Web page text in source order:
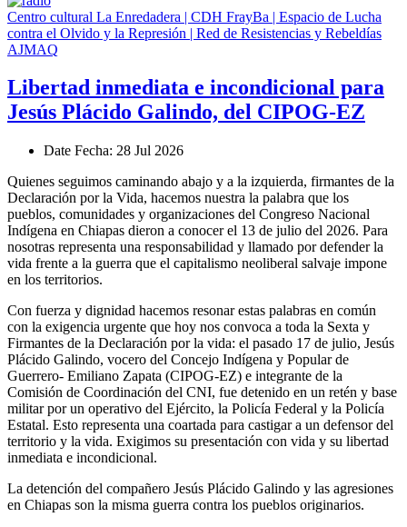
Centro cultural La Enredadera | CDH FrayBa | Espacio de Lucha
contra el Olvido y la Represión | Red de Resistencias y Rebeldías
AJMAQ
Libertad inmediata e incondicional para
Jesús Plácido Galindo, del CIPOG-EZ
Date Fecha: 28 Jul 2026
Quienes seguimos caminando abajo y a la izquierda, firmantes de la
Declaración por la Vida, hacemos nuestra la palabra que los
pueblos, comunidades y organizaciones del Congreso Nacional
Indígena en Chiapas dieron a conocer el 13 de julio del 2026. Para
nosotras representa una responsabilidad y llamado por defender la
vida frente a la guerra que el capitalismo neoliberal salvaje impone
en los territorios.
Con fuerza y dignidad hacemos resonar estas palabras en común
con la exigencia urgente que hoy nos convoca a toda la Sexta y
Firmantes de la Declaración por la vida: el pasado 17 de julio, Jesús
Plácido Galindo, vocero del Concejo Indígena y Popular de
Guerrero- Emiliano Zapata (CIPOG-EZ) e integrante de la
Comisión de Coordinación del CNI, fue detenido en un retén y base
militar por un operativo del Ejército, la Policía Federal y la Policía
Estatal. Esto representa una coartada para castigar a un defensor del
territorio y la vida. Exigimos su presentación con vida y su libertad
inmediata e incondicional.
La detención del compañero Jesús Plácido Galindo y las agresiones
en Chiapas son la misma guerra contra los pueblos originarios.